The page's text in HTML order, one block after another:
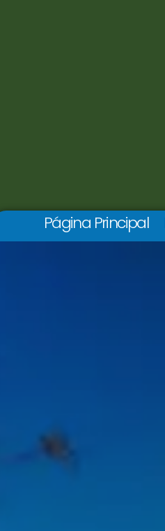
Página Principal